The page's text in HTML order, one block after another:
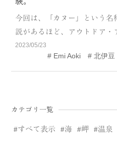
今回は、「カヌー」という名
説があるほど、アウトドア
2023/05/23
Emi Aoki 北伊豆
カテゴリ一覧
すべて表示 海 岬 温泉